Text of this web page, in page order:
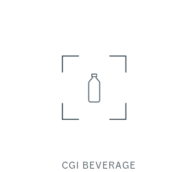
CGI BEVERAGE